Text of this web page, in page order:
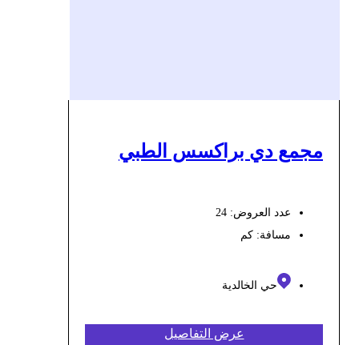
مجمع دي براكسس الطبي
عدد العروض: 24
مسافة:كم
حي الخالدية
عرض التفاصيل